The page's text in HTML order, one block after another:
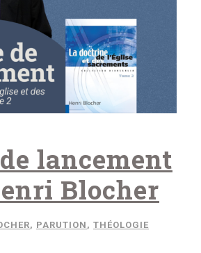
lancement
Blocher
, PARUTION , THÉOLOGIE